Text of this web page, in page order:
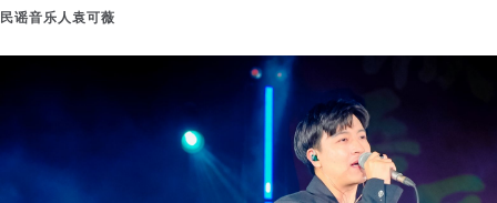
民谣音乐人袁可薇